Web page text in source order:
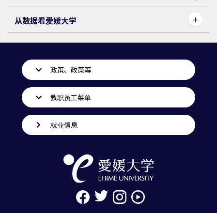
从数据看爱媛大学
政策、政策等
教职员工菜单
就业信息